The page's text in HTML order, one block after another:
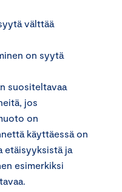
välttää
on syytä
suositeltavaa
jos
on
käyttäessä on
etäisyyksistä ja
esimerkiksi